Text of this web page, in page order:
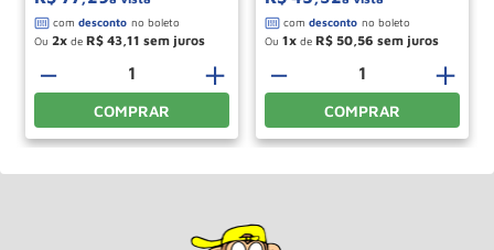
Ou 2 de R$ 43 11
＋
－
COMPRAR
Ou 1 de R$ 50 56
＋
－
COMPRAR